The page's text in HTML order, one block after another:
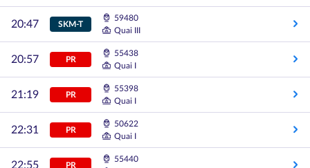
20:47 SKM-T
59480
Quai III
20:57 PR
55438
Quai I
21:19 PR
55398
Quai I
22:31 PR
50622
Quai I
22:55 PR
55440